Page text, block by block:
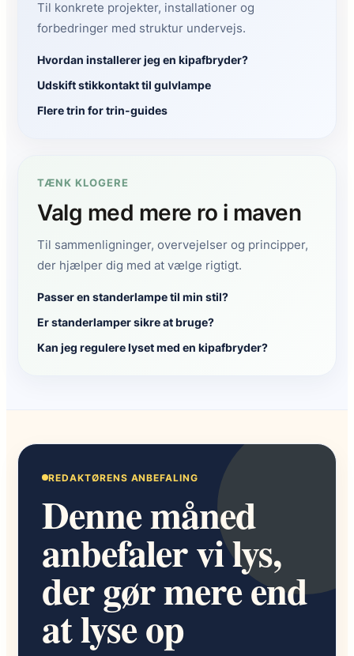
Til konkrete projekter, installationer og
forbedringer med struktur undervejs.
Hvordan installerer jeg en kipafbryder?
Udskift stikkontakt til gulvlampe
Flere trin for trin-guides
TÆNK KLOGERE
Valg med mere ro i maven
Til sammenligninger, overvejelser og principper,
der hjælper dig med at vælge rigtigt.
Passer en standerlampe til min stil?
Er standerlamper sikre at bruge?
Kan jeg regulere lyset med en kipafbryder?
REDAKTØRENS ANBEFALING
Denne måned
anbefaler vi lys,
der gør mere end
at lyse op